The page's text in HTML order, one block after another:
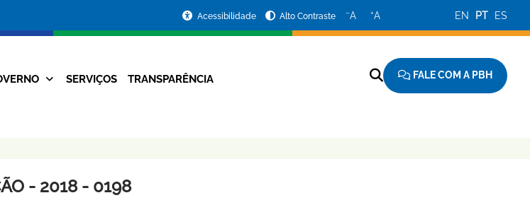
Acessibilidade Alto Contraste −A +A EN PT ES
Navegação
SERVIÇOS TRANSPARÊNCIA FALE COM A PBH
- 2018 - 0198